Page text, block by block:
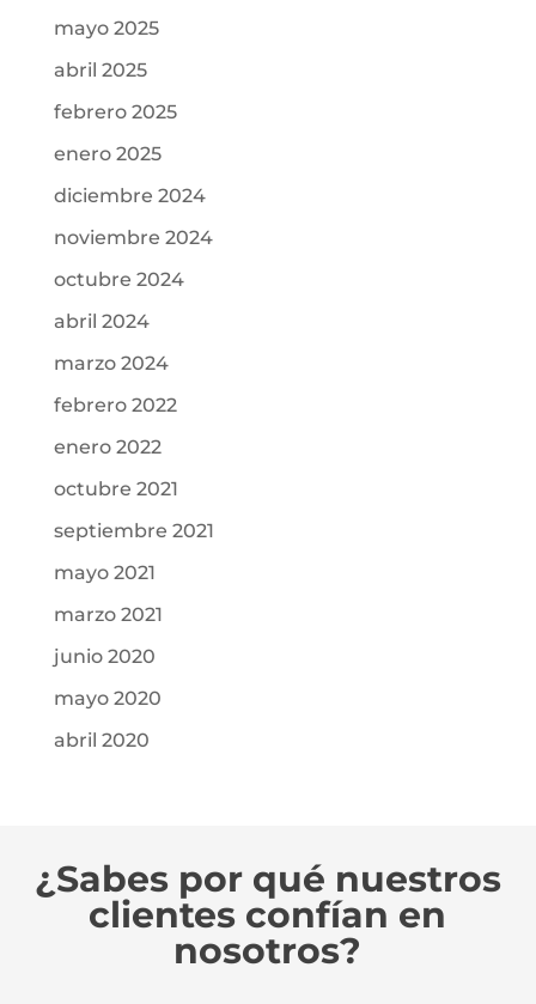
mayo 2025
abril 2025
febrero 2025
enero 2025
diciembre 2024
noviembre 2024
octubre 2024
abril 2024
marzo 2024
febrero 2022
enero 2022
octubre 2021
septiembre 2021
mayo 2021
marzo 2021
junio 2020
mayo 2020
abril 2020
¿Sabes por qué nuestros
clientes confían en
nosotros?